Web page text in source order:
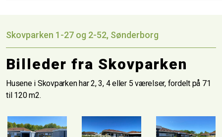
Skovparken 1-27 og 2-52, Sønderborg
Billeder fra Skovparken
Husene i Skovparken har 2, 3, 4 eller 5 værelser, fordelt på 71
til 120 m2.